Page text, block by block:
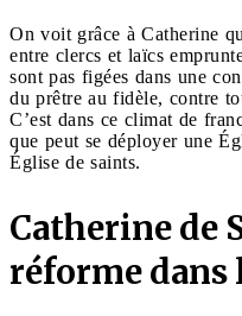
On voit grâce à Catherine
entre clercs et laïcs
sont pas figées dans une
du prêtre au fidèle, contre
C’est dans ce climat de
que peut se déployer une
Église de saints.
Catherine de
réforme dans